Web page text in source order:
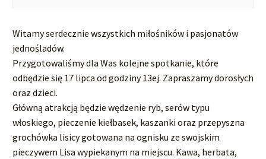
Witamy serdecznie wszystkich miłośników i pasjonatów
jednośladów.
Przygotowaliśmy dla Was kolejne spotkanie, które
odbędzie się 17 lipca od godziny 13ej. Zapraszamy dorosłych
oraz dzieci.
Główną atrakcją będzie wędzenie ryb, serów typu
włoskiego, pieczenie kiełbasek, kaszanki oraz przepyszna
grochówka lisicy gotowana na ognisku ze swojskim
pieczywem Lisa wypiekanym na miejscu. Kawa, herbata,